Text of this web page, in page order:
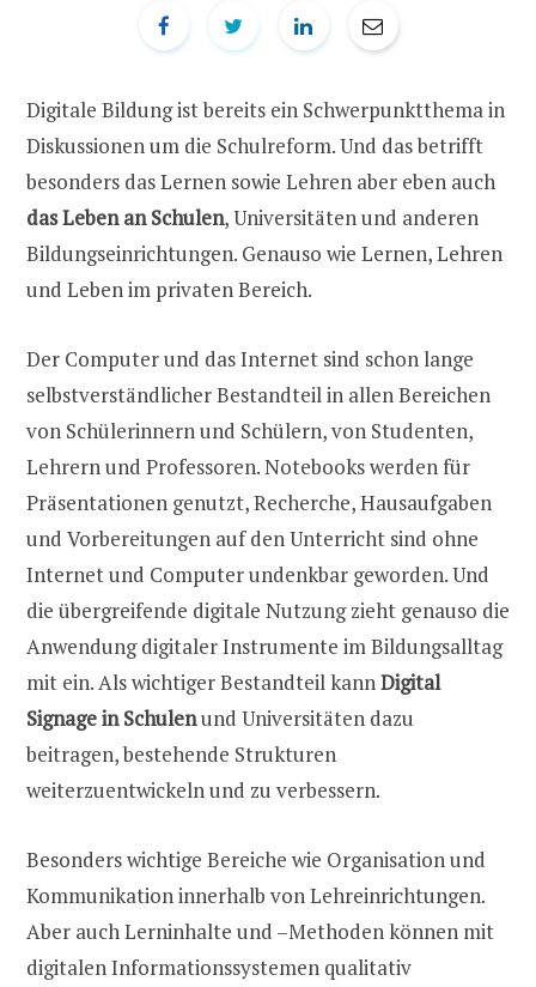
Digitale Bildung ist bereits ein Schwerpunktthema in
Diskussionen um die Schulreform. Und das betrifft
besonders das Lernen sowie Lehren aber eben auch
das Leben an Schulen, Universitäten und anderen
Bildungseinrichtungen. Genauso wie Lernen, Lehren
und Leben im privaten Bereich.
Der Computer und das Internet sind schon lange
selbstverständlicher Bestandteil in allen Bereichen
von Schülerinnern und Schülern, von Studenten,
Lehrern und Professoren. Notebooks werden für
Präsentationen genutzt, Recherche, Hausaufgaben
und Vorbereitungen auf den Unterricht sind ohne
Internet und Computer undenkbar geworden. Und
die übergreifende digitale Nutzung zieht genauso die
Anwendung digitaler Instrumente im Bildungsalltag
mit ein. Als wichtiger Bestandteil kannDigital
Signage in Schulenund Universitäten dazu
beitragen, bestehende Strukturen
weiterzuentwickeln und zu verbessern.
Besonders wichtige Bereiche wie Organisation und
Kommunikation innerhalb von Lehreinrichtungen.
Aber auch Lerninhalte und –Methoden können mit
digitalen Informationssystemen qualitativ